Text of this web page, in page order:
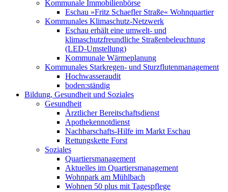
Kommunale Immobilienbörse
Eschau »Fritz Schaefler Straße« Wohnquartier
Kommunales Klimaschutz-Netzwerk
Eschau erhält eine umwelt- und
klimaschutzfreundliche Straßenbeleuchtung
(LED-Umstellung)
Kommunale Wärmeplanung
Kommunales Starkregen- und Sturzflutenmanagement
Hochwasseraudit
boden:ständig
Bildung, Gesundheit und Soziales
Gesundheit
Ärztlicher Bereitschaftsdienst
Apothekennotdienst
Nachbarschafts-Hilfe im Markt Eschau
Rettungskette Forst
Soziales
Quartiersmanagement
Aktuelles im Quartiersmanagement
Wohnpark am Mühlbach
Wohnen 50 plus mit Tagespflege